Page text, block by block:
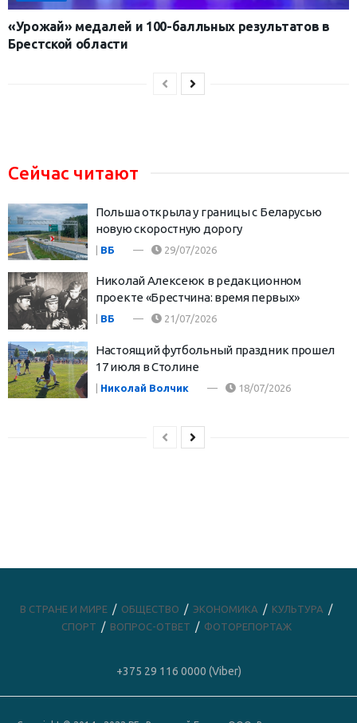
«Урожай» медалей и 100-балльных результатов в
Брестской области
Сейчас читают
Польша открыла у границы с Беларусью
новую скоростную дорогу
ВБ 29/07/2026
Николай Алексеюк в редакционном
проекте «Брестчина: время первых»
ВБ 21/07/2026
Настоящий футбольный праздник прошел
17 июля в Столине
Николай Волчик 18/07/2026
В СТРАНЕ И МИРЕ ОБЩЕСТВО ЭКОНОМИКА
КУЛЬТУРА
СПОРТ
ВОПРОС-ОТВЕТ ФОТОРЕПОРТАЖ
+375 29 116 0000 (Viber)